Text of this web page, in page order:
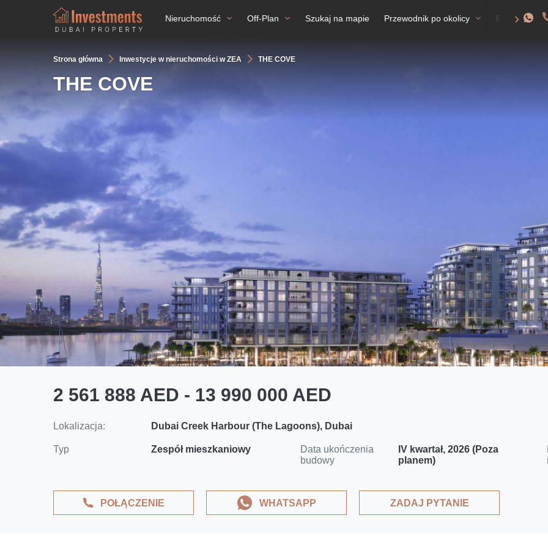
Nieruchomość Off-Plan Szukaj na mapie Przewodnik po okolicy FAQ
Strona główna Inwestycje w nieruchomości w ZEA THE COVE
THE COVE
2 561 888 AED - 13 990 000 AED
Lokalizacja: Dubai Creek Harbour (The Lagoons), Dubai
Typ Zespół mieszkaniowy
Data ukończenia
budowy
IV kwartał, 2026 (Poza
planem)
POŁĄCZENIE WHATSAPP ZADAJ PYTANIE